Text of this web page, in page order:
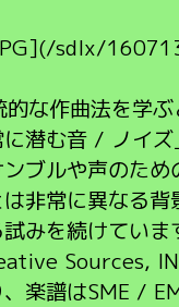
sdlx/
な作曲法を学
潜む音 / ノイ
ブルや声のた
非常に異なる
みを続けてい
Sources,
譜はSME /